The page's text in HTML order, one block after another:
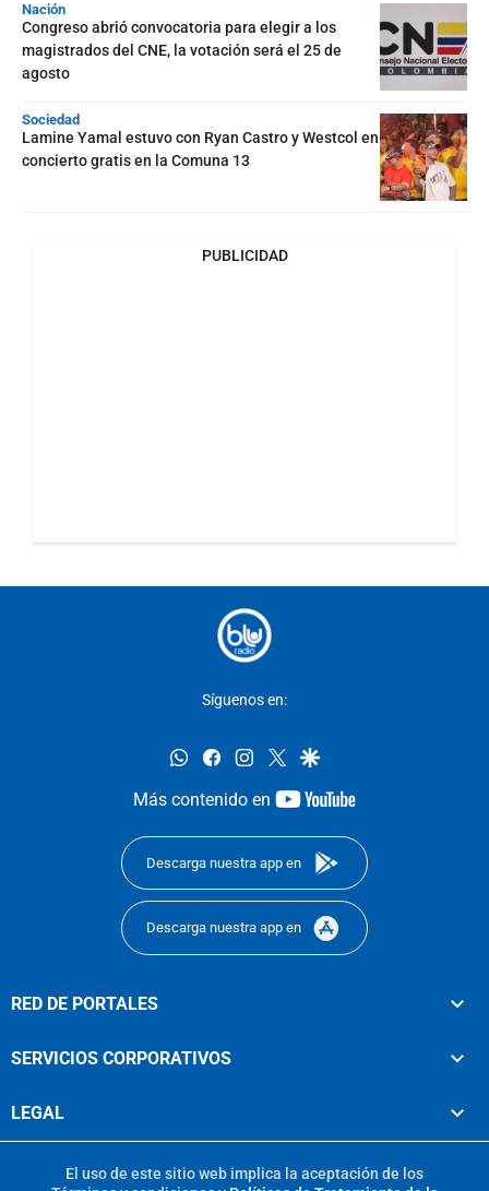
Nación
Congreso abrió convocatoria para elegir a los
magistrados del CNE, la votación será el 25 de
agosto
Sociedad
Lamine Yamal estuvo con Ryan Castro y Westcol en
concierto gratis en la Comuna 13
PUBLICIDAD
Síguenos en:
whatsappfacebookinstagram
twittergoogle
Más contenido en
youtube-
Descarga nuestra app en
Descarga nuestra app en
RED DE PORTALES
SERVICIOS CORPORATIVOS
LEGAL
El uso de este sitio web implica la aceptación de los